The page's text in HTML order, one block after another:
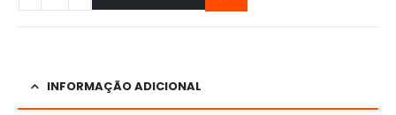
INFORMAÇÃO ADICIONAL